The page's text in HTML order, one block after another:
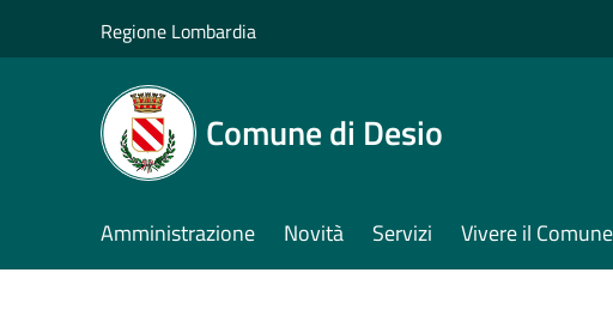
Regione Lombardia
Comune di Desio
Amministrazione Novità Servizi Vivere il Comune